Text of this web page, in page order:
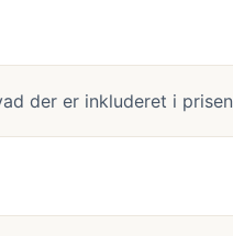
der er inkluderet i prisen